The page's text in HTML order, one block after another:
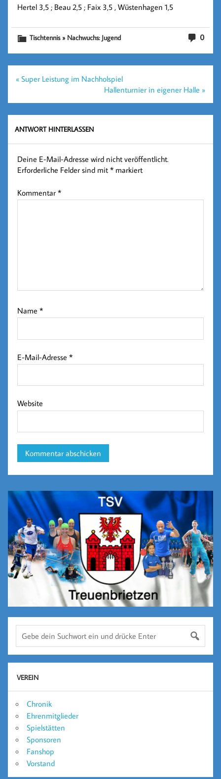
Hertel 3,5 ; Beau 2,5 ; Faix 3,5 , Wüstenhagen 1,5
0
Tischtennis » Nachwuchs: Jugend
Beitragsnavigation
« Super Leistung im Nachholspiel
Hallenturnier in eigener Halle »
ANTWORT HINTERLASSEN
Deine E-Mail-Adresse wird nicht veröffentlicht.
Erforderliche Felder sind mit* markiert
Kommentar*
Name*
E-Mail-Adresse*
Website
VEREIN
Chronik
Ehrenmitglieder
Spielstätten
Sponsoren
Fanshop
Vorstand